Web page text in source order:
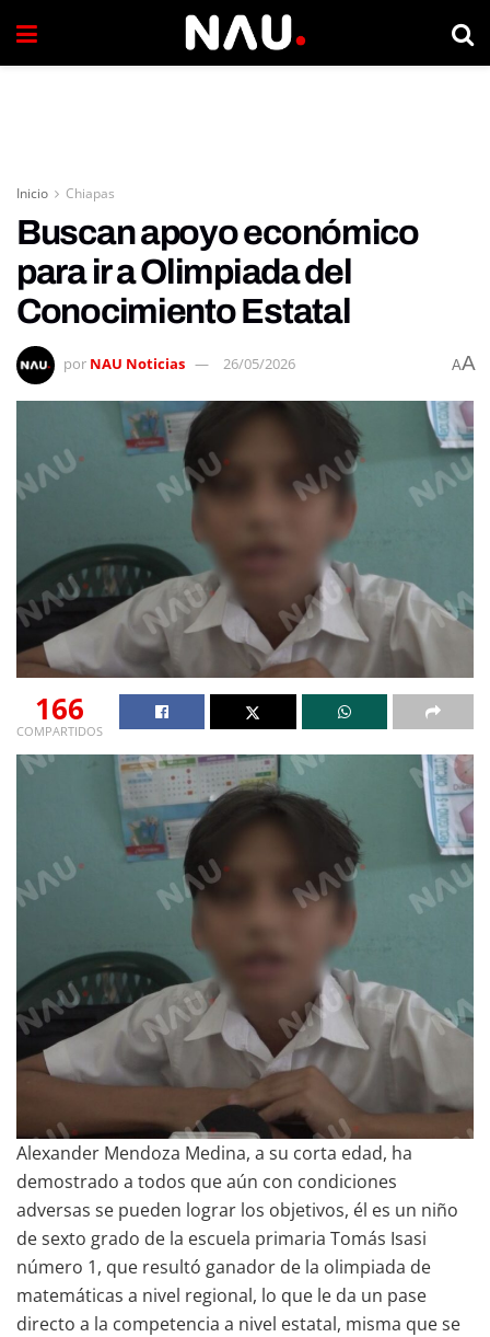
Inicio Chiapas
Buscan apoyo económico
para ir a Olimpiada del
Conocimiento Estatal
por NAU Noticias 26/05/2026 AA
166
COMPARTIDOS
Alexander Mendoza Medina, a su corta edad, ha
demostrado a todos que aún con condiciones
adversas se pueden lograr los objetivos, él es un niño
de sexto grado de la escuela primaria Tomás Isasi
número 1, que resultó ganador de la olimpiada de
matemáticas a nivel regional, lo que le da un pase
directo a la competencia a nivel estatal, misma que se